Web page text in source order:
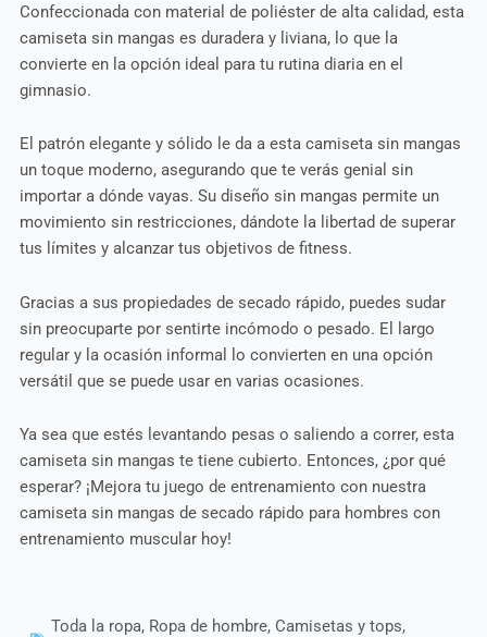
Confeccionada con material de poliéster de alta calidad, esta
camiseta sin mangas es duradera y liviana, lo que la
convierte en la opción ideal para tu rutina diaria en el
gimnasio.
El patrón elegante y sólido le da a esta camiseta sin mangas
un toque moderno, asegurando que te verás genial sin
importar a dónde vayas. Su diseño sin mangas permite un
movimiento sin restricciones, dándote la libertad de superar
tus límites y alcanzar tus objetivos de fitness.
Gracias a sus propiedades de secado rápido, puedes sudar
sin preocuparte por sentirte incómodo o pesado. El largo
regular y la ocasión informal lo convierten en una opción
versátil que se puede usar en varias ocasiones.
Ya sea que estés levantando pesas o saliendo a correr, esta
camiseta sin mangas te tiene cubierto. Entonces, ¿por qué
esperar? ¡Mejora tu juego de entrenamiento con nuestra
camiseta sin mangas de secado rápido para hombres con
entrenamiento muscular hoy!
Toda la ropa, Ropa de hombre, Camisetas y tops,